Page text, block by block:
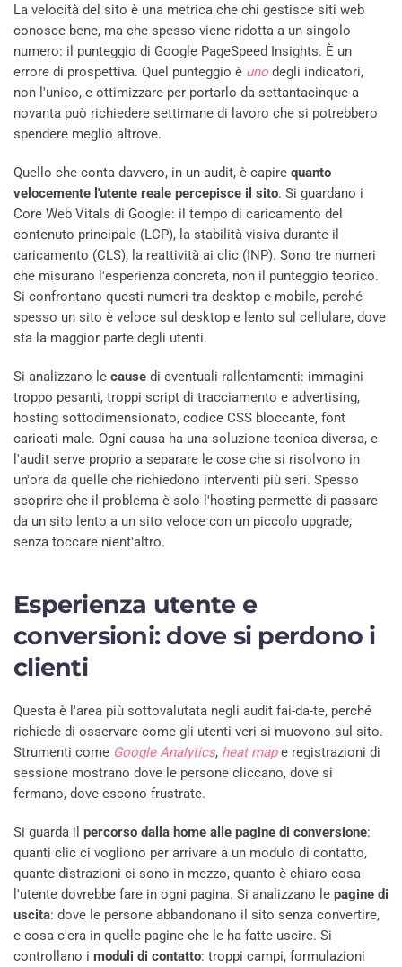
La velocità del sito è una metrica che chi gestisce siti web
conosce bene, ma che spesso viene ridotta a un singolo
numero: il punteggio di Google PageSpeed Insights. È un
errore di prospettiva. Quel punteggio è uno degli indicatori,
non l'unico, e ottimizzare per portarlo da settantacinque a
novanta può richiedere settimane di lavoro che si potrebbero
spendere meglio altrove.
Quello che conta davvero, in un audit, è capire quanto
velocemente l'utente reale percepisce il sito. Si guardano i
Core Web Vitals di Google: il tempo di caricamento del
contenuto principale (LCP), la stabilità visiva durante il
caricamento (CLS), la reattività ai clic (INP). Sono tre numeri
che misurano l'esperienza concreta, non il punteggio teorico.
Si confrontano questi numeri tra desktop e mobile, perché
spesso un sito è veloce sul desktop e lento sul cellulare, dove
sta la maggior parte degli utenti.
Si analizzano le cause di eventuali rallentamenti: immagini
troppo pesanti, troppi script di tracciamento e advertising,
hosting sottodimensionato, codice CSS bloccante, font
caricati male. Ogni causa ha una soluzione tecnica diversa, e
l'audit serve proprio a separare le cose che si risolvono in
un'ora da quelle che richiedono interventi più seri. Spesso
scoprire che il problema è solo l'hosting permette di passare
da un sito lento a un sito veloce con un piccolo upgrade,
senza toccare nient'altro.
Esperienza utente e
conversioni: dove si perdono i
clienti
Questa è l'area più sottovalutata negli audit fai-da-te, perché
richiede di osservare come gli utenti veri si muovono sul sito.
Strumenti come Google Analytics, heat mape registrazioni di
sessione mostrano dove le persone cliccano, dove si
fermano, dove escono frustrate.
Si guarda il percorso dalla home alle pagine di conversione:
quanti clic ci vogliono per arrivare a un modulo di contatto,
quante distrazioni ci sono in mezzo, quanto è chiaro cosa
l'utente dovrebbe fare in ogni pagina. Si analizzano le pagine di
uscita: dove le persone abbandonano il sito senza convertire,
e cosa c'era in quelle pagine che le ha fatte uscire. Si
controllano i moduli di contatto: troppi campi, formulazioni